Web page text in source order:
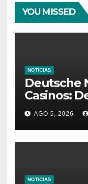
YOU MISSED
NOTICIAS
Deutsche
Casinos:
Ratgeber
AGO 5, 2026
NOTICIAS